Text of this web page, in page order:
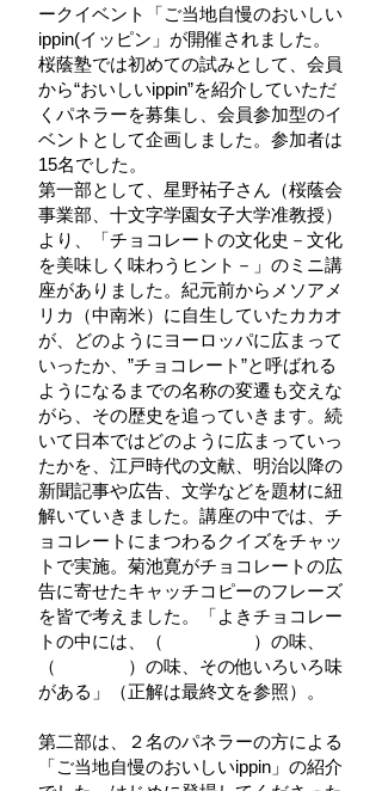
ークイベント「ご当地自慢のおいしい
ippin(イッピン」が開催されました。
桜蔭塾では初めての試みとして、会員
から“おいしいippin”を紹介していただ
くパネラーを募集し、会員参加型のイ
ベントとして企画しました。参加者は
15名でした。
第一部として、星野祐子さん（桜蔭会
事業部、十文字学園女子大学准教授）
より、「チョコレートの文化史－文化
を美味しく味わうヒント－」のミニ講
座がありました。紀元前からメソアメ
リカ（中南米）に自生していたカカオ
が、どのようにヨーロッパに広まって
いったか、”チョコレート”と呼ばれる
ようになるまでの名称の変遷も交えな
がら、その歴史を追っていきます。続
いて日本ではどのように広まっていっ
たかを、江戸時代の文献、明治以降の
新聞記事や広告、文学などを題材に紐
解いていきました。講座の中では、チ
ョコレートにまつわるクイズをチャッ
トで実施。菊池寛がチョコレートの広
告に寄せたキャッチコピーのフレーズ
を皆で考えました。「よきチョコレー
トの中には、（ ）の味、
（ ）の味、その他いろいろ味
がある」（正解は最終文を参照）。
第二部は、２名のパネラーの方による
「ご当地自慢のおいしいippin」の紹介